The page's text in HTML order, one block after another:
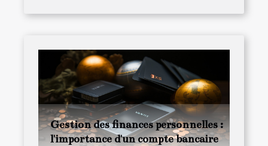
Gestion des finances personnelles :
l'importance d'un compte bancaire